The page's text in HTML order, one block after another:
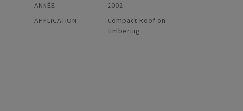
ANNÉE
2002
APPLICATION
Compact Roof on
timbering